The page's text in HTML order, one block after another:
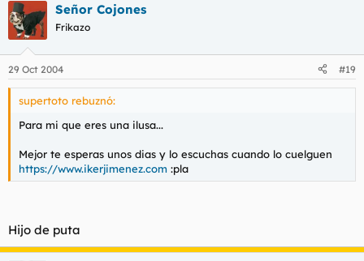
Señor Cojones
Frikazo
29 Oct 2004 #19
supertoto rebuznó:
Para mi que eres una ilusa...
Mejor te esperas unos dias y lo escuchas cuando lo cuelguen
https://www.ikerjimenez.com :pla
Hijo de puta